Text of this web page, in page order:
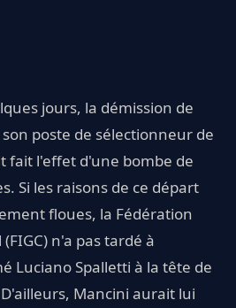
jours, la démission de
son poste de sélectionneur de
fait l'effet d'une bombe de
Si les raisons de ce départ
floues, la Fédération
n'a pas tardé à
Luciano Spalletti à la tête de
Mancini aurait lui